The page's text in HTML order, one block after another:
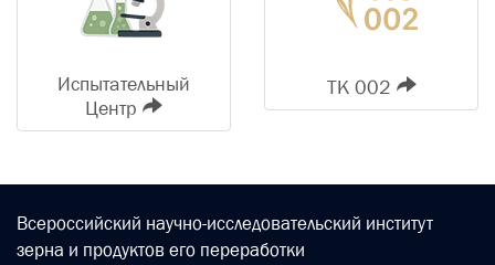
Испытательный
Центр
ТК 002
Всероссийский научно-исследовательский институт
зерна и продуктов его переработки